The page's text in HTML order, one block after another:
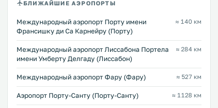
БЛИЖАЙШИЕ АЭРОПОРТЫ
Международный аэропорт Порту имени
Франсишку ди Са Карнейру (Порту)
≈ 140 км
Международный аэропорт Лиссабона Портела
имени Умберту Делгаду (Лиссабон)
≈ 284 км
Международный аэропорт Фару (Фару) ≈ 527 км
Аэропорт Порту-Санту (Порту-Санту) ≈ 1128 км